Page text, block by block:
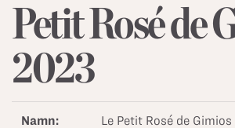
Petit Rosé de
2023
Namn: Le Petit Rosé de